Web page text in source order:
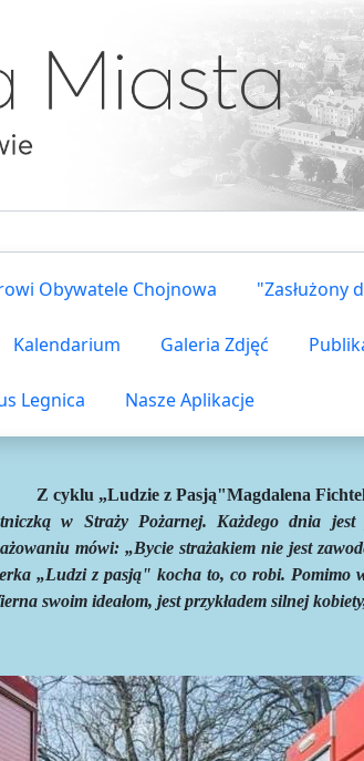
Obywatele Chojnowa "Zasłużony
Kalendarium Galeria Zdjęć
Legnica Nasze Aplikacje
Z cyklu „Ludzie z Pasją"Magdalena
w Straży Pożarnej. Każdego dnia jest
mówi: „Bycie strażakiem nie jest
„Ludzi z pasją" kocha to, co robi. Pomimo
swoim ideałom, jest przykładem silnej